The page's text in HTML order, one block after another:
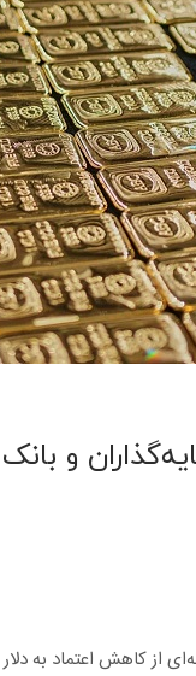
و
از کاهش اعتماد به